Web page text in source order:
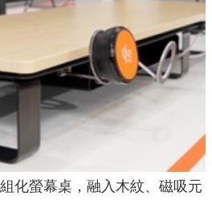
化螢幕桌，融入木紋、磁吸元